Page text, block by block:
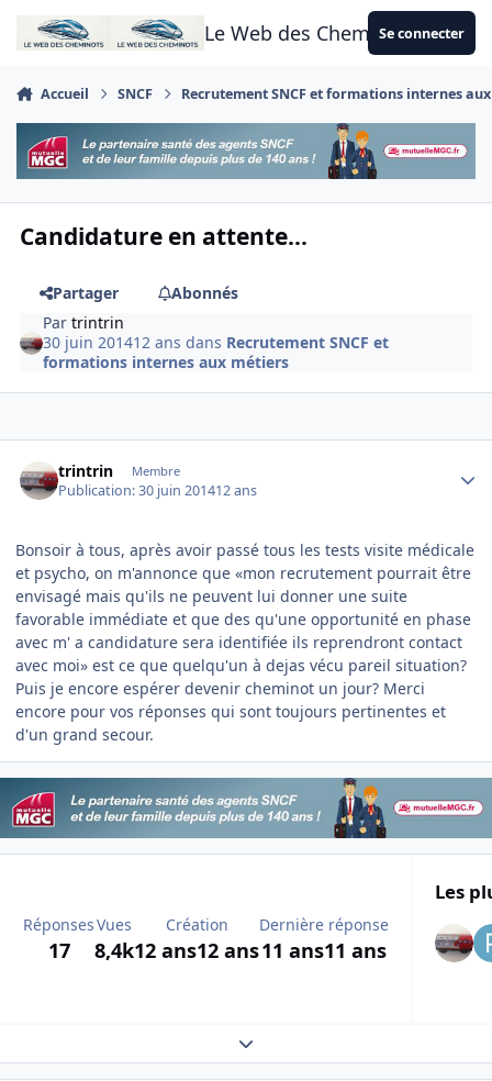
Aller au contenu
Le Web des CheminotsSe connecter
Accueil SNCF Recrutement SNCF et formations internes
Candidature en attente...
Partager
Abonnés
Partrintrin
30 juin 201412 ans dans Recrutement SNCF et
formations internes aux métiers
trintrin Membre
Publication:30 juin 201412 ans
Bonsoir à tous, après avoir passé tous les tests visite médicale
et psycho, on m'annonce que «mon recrutement pourrait être
envisagé mais qu'ils ne peuvent lui donner une suite
favorable immédiate et que des qu'une opportunité en phase
avec m' a candidature sera identifiée ils reprendront contact
avec moi» est ce que quelqu'un à dejas vécu pareil situation?
Puis je encore espérer devenir cheminot un jour? Merci
encore pour vos réponses qui sont toujours pertinentes et
d'un grand secour.
Réponses
17
Vues
8,4k
Création
12 ans12 ans
Dernière réponse
11 ans11 ans
Les
Expand topic overview